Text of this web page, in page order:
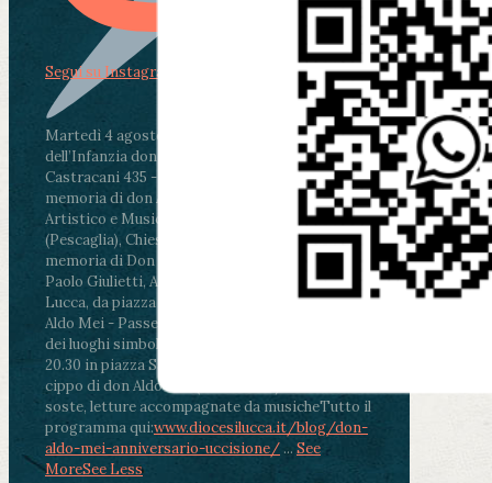
Martedì 4 agosto2026
ore 11:30 - Lucca, Scuola
dell’Infanzia don Aldo Mei - Viale Castruccio
Castracani 435 - Inaugurazione murales in
memoria di don Aldo Mei curato dal Liceo
Artistico e Musicale “Passaglia”
ore 18 - Fiano
(Pescaglia), Chiesa parrocchiale - Messa in
memoria di Don Aldo Mei celebrata da mons.
Paolo Giulietti, Arcivescovo di Lucca
ore 20.30 -
Lucca, da piazza San Michele al Cippo di don
Aldo Mei - Passeggiata della Memoria in alcuni
dei luoghi simbolo della città. Ritrovo alle ore
20.30 in piazza San Michele con conclusione al
cippo di don Aldo Mei (Porta Elisa). Durante le
soste, letture accompagnate da musicheTutto il
programma qui:www.diocesilucca.it/blog/don-
aldo-mei-anniversario-uccisione/ ... See
MoreSee Less
Segui su Instagram